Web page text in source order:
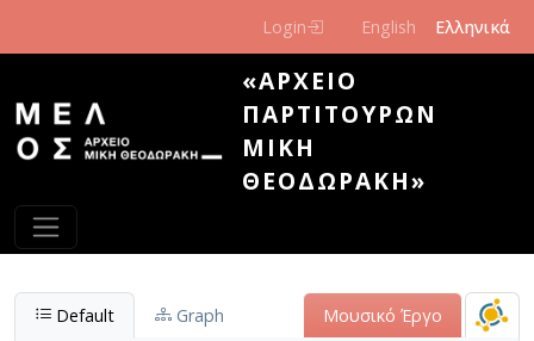
Login English Ελληνικά
«ΑΡΧΕΊΟ
ΠΑΡΤΙΤΟΎΡΩΝ
ΜΊΚΗ
ΘΕΟΔΩΡΆΚΗ»
Default Graph Μουσικό Έργο